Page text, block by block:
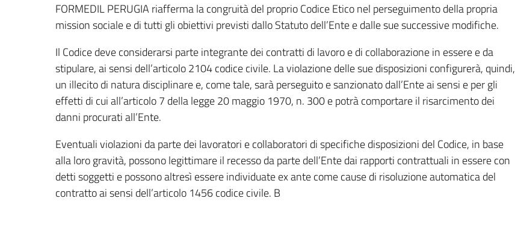
FORMEDIL PERUGIA riafferma la congruità del proprio Codice Etico nel perseguimento della propria
mission sociale e di tutti gli obiettivi previsti dallo Statuto dell’Ente e dalle sue successive modifiche.
Il Codice deve considerarsi parte integrante dei contratti di lavoro e di collaborazione in essere e da
stipulare, ai sensi dell’articolo 2104 codice civile. La violazione delle sue disposizioni configurerà, quindi,
un illecito di natura disciplinare e, come tale, sarà perseguito e sanzionato dall’Ente ai sensi e per gli
effetti di cui all’articolo 7 della legge 20 maggio 1970, n. 300 e potrà comportare il risarcimento dei
danni procurati all’Ente.
Eventuali violazioni da parte dei lavoratori e collaboratori di specifiche disposizioni del Codice, in base
alla loro gravità, possono legittimare il recesso da parte dell’Ente dai rapporti contrattuali in essere con
detti soggetti e possono altresì essere individuate ex ante come cause di risoluzione automatica del
contratto ai sensi dell’articolo 1456 codice civile. B